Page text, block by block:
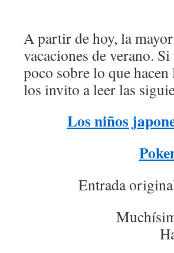
A partir de hoy, la
vacaciones de verano.
poco sobre lo que
los invito a leer las
Los niños
Entrada